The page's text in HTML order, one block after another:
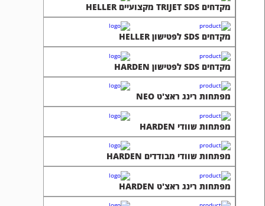
מקדחים TRIJET SDS מקצועיים HELLER
מקדחים SDS לפטישון HELLER
מקדחים SDS לפטישון HARDEN
מפתחות רינג ראצ'ט NEO
מפתחות שוודי HARDEN
מפתחות שוודי מבודדים HARDEN
מפתחות רינג ראצ'ט HARDEN